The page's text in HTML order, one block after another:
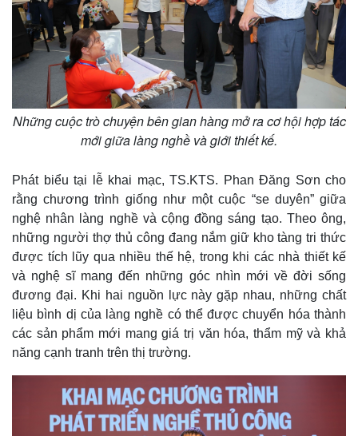
Những cuộc trò chuyện bên gian hàng mở ra cơ hội hợp tác
mới giữa làng nghề và giới thiết kế.
Phát biểu tại lễ khai mạc, TS.KTS. Phan Đăng Sơn cho
rằng chương trình giống như một cuộc “se duyên” giữa
nghệ nhân làng nghề và cộng đồng sáng tạo. Theo ông,
những người thợ thủ công đang nắm giữ kho tàng tri thức
được tích lũy qua nhiều thế hệ, trong khi các nhà thiết kế
và nghệ sĩ mang đến những góc nhìn mới về đời sống
đương đại. Khi hai nguồn lực này gặp nhau, những chất
liệu bình dị của làng nghề có thể được chuyển hóa thành
các sản phẩm mới mang giá trị văn hóa, thẩm mỹ và khả
năng cạnh tranh trên thị trường.